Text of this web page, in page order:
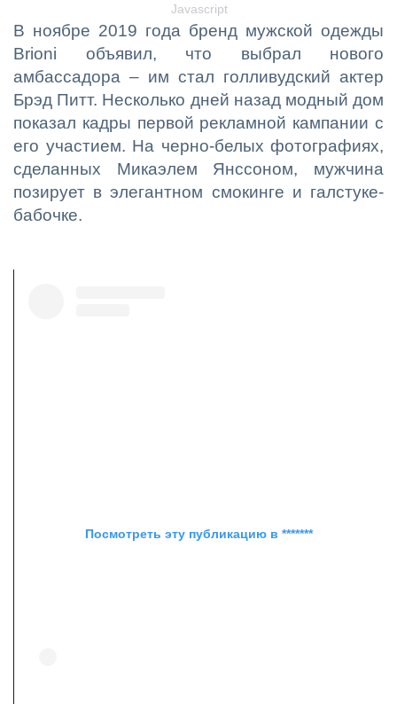
Javascript
В ноябре 2019 года бренд мужской одежды
Brioni объявил, что выбрал нового
амбассадора – им стал голливудский актер
Брэд Питт. Несколько дней назад модный дом
показал кадры первой рекламной кампании с
его участием. На черно-белых фотографиях,
сделанных Микаэлем Янссоном, мужчина
позирует в элегантном смокинге и галстуке-
бабочке.
Посмотреть эту публикацию в *******